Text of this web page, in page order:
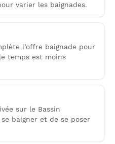
varier les baignades.
l’offre baignade pour
temps est moins
sur le Bassin
baigner et de se poser